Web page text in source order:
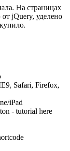
На страницах
jQuery, уделено
Safari, Firefox,
iPad
- tutorial here